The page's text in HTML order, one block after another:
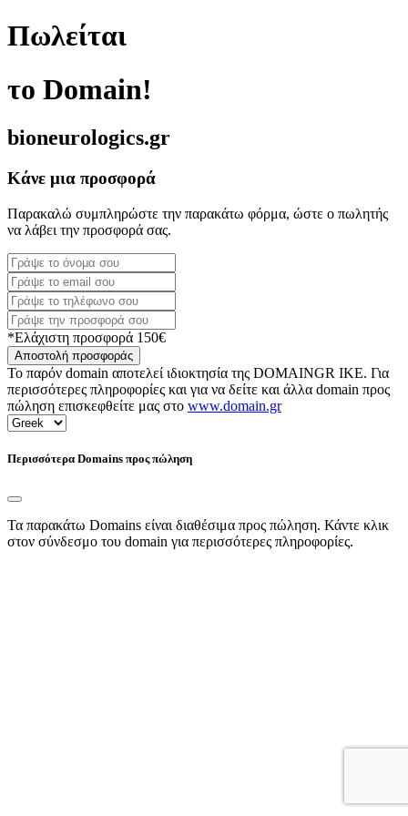
Πωλείται
το Domain!
bioneurologics.gr
Κάνε μια προσφορά
Παρακαλώ συμπληρώστε την παρακάτω φόρμα, ώστε ο πωλητής
να λάβει την προσφορά σας.
*Ελάχιστη προσφορά 150€
Αποστολή προσφοράς
Το παρόν domain αποτελεί ιδιοκτησία της DOMAINGR ΙΚΕ. Για
περισσότερες πληροφορίες και για να δείτε και άλλα domain προς
πώληση επισκεφθείτε μας στο www.domain.gr
Περισσότερα Domains προς πώληση
Τα παρακάτω Domains είναι διαθέσιμα προς πώληση. Κάντε κλικ
στον σύνδεσμο του domain για περισσότερες πληροφορίες.